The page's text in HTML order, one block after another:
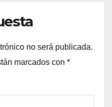
no será publicada.
marcados con *